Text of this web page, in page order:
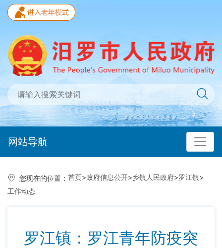
网站导航
您现在的位置： 首页>政府信息公开>乡镇人民政府>罗江镇>
工作动态
罗江镇：罗江青年防疫突